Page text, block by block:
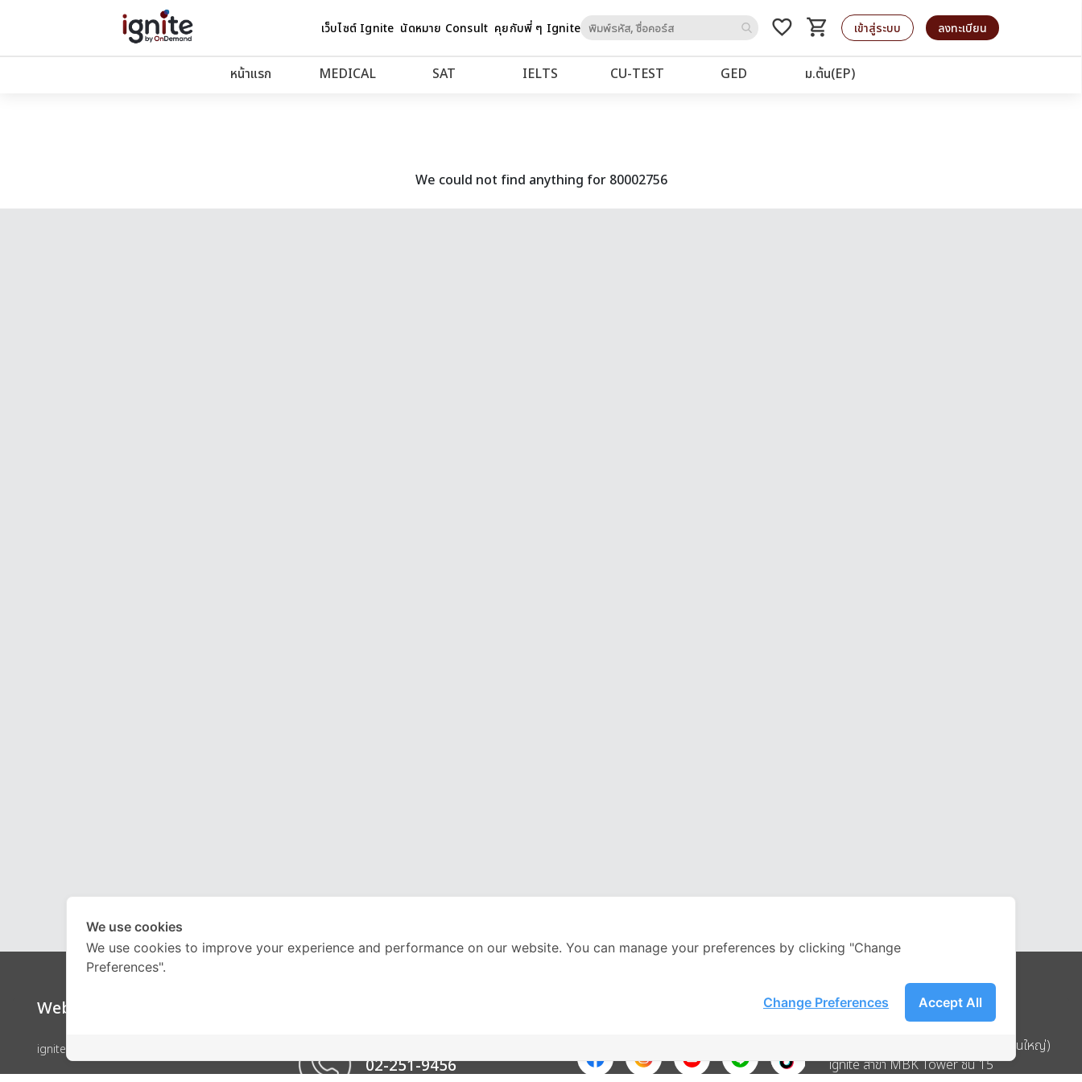
เว็บไซต์ Ignite นัดหมาย Consult คุยกับพี่ ๆ Igniteto
favorite_border shopping_cart
รถเข็น เข้าสู่ระบบ ลงทะเบียน
หน้าแรก MEDICAL SAT IELTS CU‑TEST GED ม.ต้น(EP)
We could not find anything for 80002756
Website
ignite by OnDemand
02-251-9456
Address
บริษัท อิกไนท์ เอ สตาร์ จำกัด (สำนักงานใหญ่)
ignite สาขา MBK Tower ชั้น 15
We use cookies
We use cookies to improve your experience and performance on our website. You can manage your preferences by clicking "Change
Preferences".
Accept All
Change Preferences